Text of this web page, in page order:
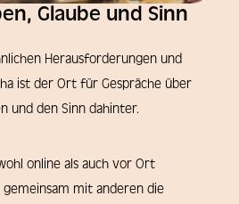
Glaube und Sinn
Herausforderungen und
ist der Ort für Gespräche über
und den Sinn dahinter.
online als auch vor Ort
mit anderen die